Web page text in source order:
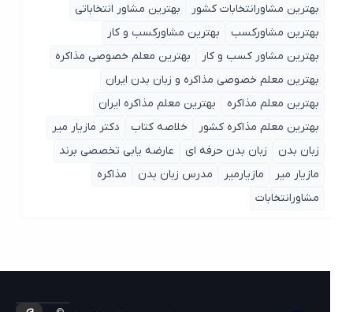
بهترین مشاورانتخابات کشور
بهترین مشاور انتخاباتی
بهترین مشاورکسب
بهترین مشاورکسب و کار
بهترین مشاور کسب و کار
بهترین معلم خصوصی مذاکره
بهترین معلم خصوصی مذاکره و زبان بدن ایران
بهترین معلم مذاکره
بهترین معلم مذاکره ایران
بهترین معلم مذاکره کشور
خلاصه کتاب
دکتر مازیار میر
زبان بدن
زبان بدن حرفه ای
عارضه یابی تخصصی برند
مازیار میر
مازیارمیر مدرس زبان بدن
مذاکره
مشاورانتخابات